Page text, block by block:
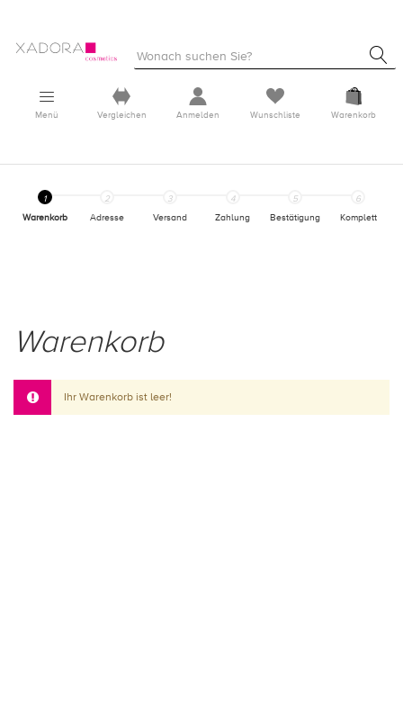
Menü Vergleichen Anmelden Wunschliste Warenkorb
Warenkorb Adresse Versand Zahlung Bestätigung Komplett
Warenkorb
Ihr Warenkorb ist leer!